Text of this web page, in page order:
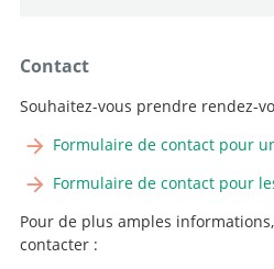
Contact
Souhaitez-vous prendre rendez-
Formulaire de contact pour
Formulaire de contact pour
Pour de plus amples
contacter :